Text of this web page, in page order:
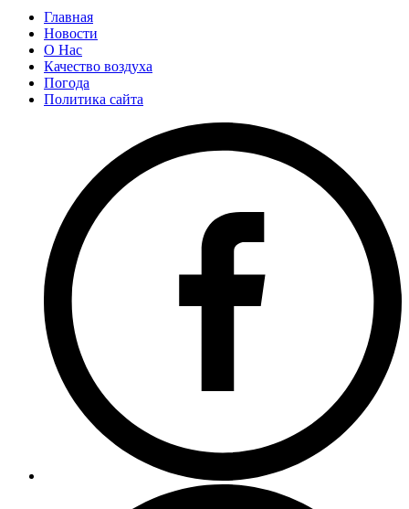
Главная
Новости
О Нас
Качество воздуха
Погода
Политика сайта